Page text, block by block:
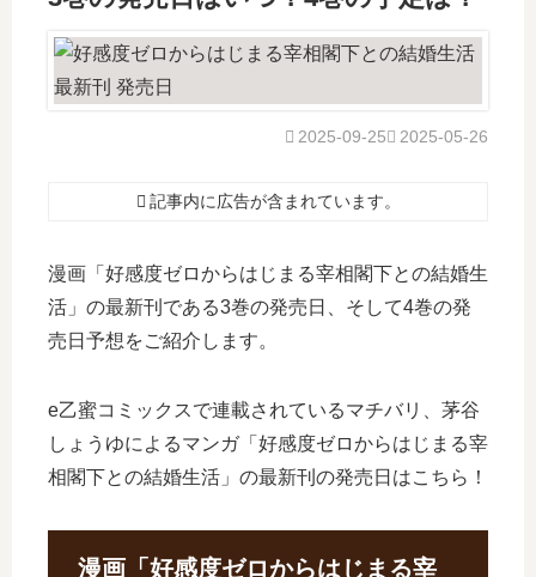
2025-05-26
2025-09-25
記事内に広告が含まれています。
漫画「好感度ゼロからはじまる宰相閣下との結婚生
活」の最新刊である3巻の発売日、そして4巻の発
売日予想をご紹介します。
e乙蜜コミックスで連載されているマチバリ、茅谷
しょうゆによるマンガ「好感度ゼロからはじまる宰
相閣下との結婚生活」の最新刊の発売日はこちら！
漫画「好感度ゼロからはじまる宰